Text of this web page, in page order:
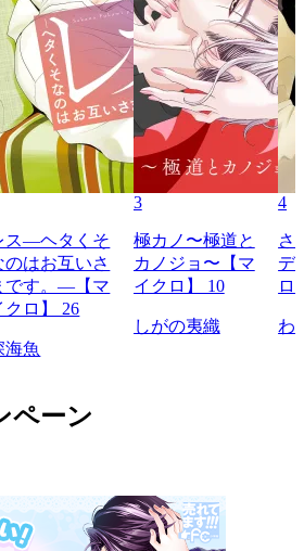
ス―ヘタくそ
のはお互いさ
です。―【マ
クロ】 26
海魚
3
極カノ〜極道と
カノジョ〜【マ
イクロ】 10
しがの夷織
4
さ
デ
ロ
わ
ペーン